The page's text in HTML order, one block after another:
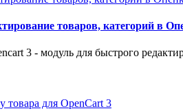
товаров, категорий в
3 - модуль для быстрого